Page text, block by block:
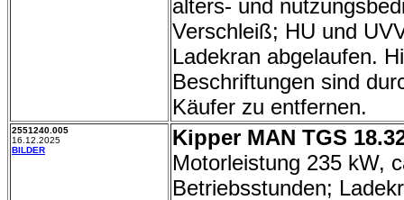
alters- und
Verschleiß; HU und
Ladekran abgelaufen.
Beschriftungen sind
Käufer zu entfernen.
2551240.005
16.12.2025
BILDER
Kipper MAN TGS
Motorleistung 235 kW,
Betriebsstunden;